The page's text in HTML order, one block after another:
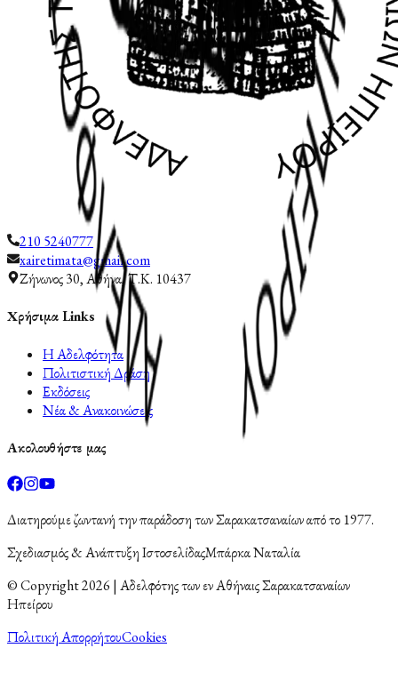
210 5240777
xairetimata@gmail.com
Ζήνωνος 30, Αθήνα, Τ.Κ. 10437
Χρήσιμα Links
Η Αδελφότητα
Πολιτιστική Δράση
Εκδόσεις
Νέα & Ανακοινώσεις
Ακολουθήστε μας
Διατηρούμε ζωντανή την παράδοση των Σαρακατσαναίων από το 1977.
Σχεδιασμός & Ανάπτυξη ΙστοσελίδαςΜπάρκα Ναταλία
© Copyright2026 | Αδελφότης των εν Αθήναις Σαρακατσαναίων
Ηπείρου
Πολιτική ΑπορρήτουCookies